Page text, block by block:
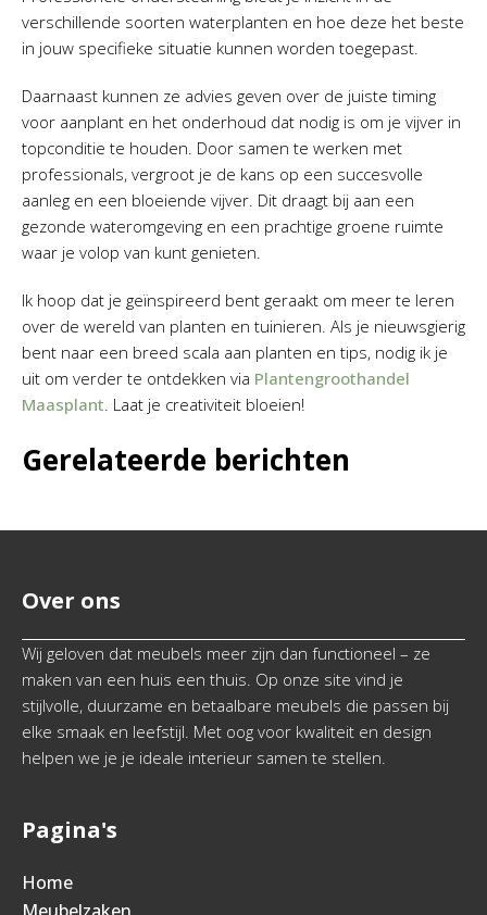
verschillende soorten waterplanten en hoe deze het beste
in jouw specifieke situatie kunnen worden toegepast.
Daarnaast kunnen ze advies geven over de juiste timing
voor aanplant en het onderhoud dat nodig is om je vijver in
topconditie te houden. Door samen te werken met
professionals, vergroot je de kans op een succesvolle
aanleg en een bloeiende vijver. Dit draagt bij aan een
gezonde wateromgeving en een prachtige groene ruimte
waar je volop van kunt genieten.
Ik hoop dat je geïnspireerd bent geraakt om meer te leren
over de wereld van planten en tuinieren. Als je nieuwsgierig
bent naar een breed scala aan planten en tips, nodig ik je
uit om verder te ontdekken via Plantengroothandel
Maasplant. Laat je creativiteit bloeien!
Gerelateerde berichten
Over ons
Wij geloven dat meubels meer zijn dan functioneel – ze
maken van een huis een thuis. Op onze site vind je
stijlvolle, duurzame en betaalbare meubels die passen bij
elke smaak en leefstijl. Met oog voor kwaliteit en design
helpen we je je ideale interieur samen te stellen.
Pagina's
Home